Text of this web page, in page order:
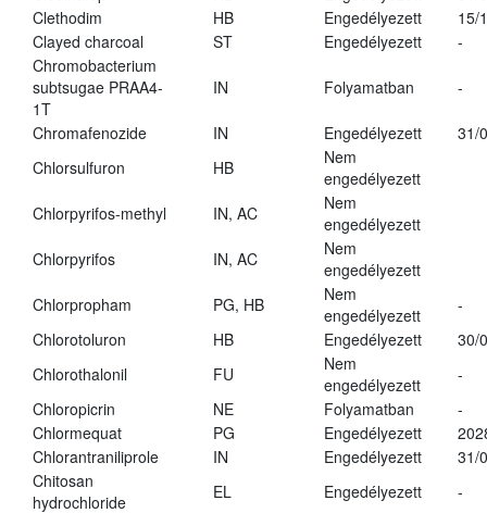
Clethodim
HB Engedélyezett
15/
Clayed charcoal
ST Engedélyezett
-
Chromobacterium
subtsugae PRAA4-
1T
IN Folyamatban -
Chromafenozide IN Engedélyezett
31/
Chlorsulfuron
HB
Nem
engedélyezett
Chlorpyrifos-methyl
IN, AC
Nem
engedélyezett
Chlorpyrifos
IN, AC
Nem
engedélyezett
Chlorpropham
PG, HB
Nem
engedélyezett
-
Chlorotoluron
HB Engedélyezett
30/
Chlorothalonil
FU
Nem
engedélyezett
-
Chloropicrin
NE Folyamatban
-
Chlormequat
PG Engedélyezett
Chlorantraniliprole
IN Engedélyezett
31/
Chitosan
hydrochloride
EL Engedélyezett -